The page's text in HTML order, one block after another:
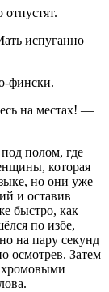
испуганно
фински.
на местах! —
полом, где
которая
но они уже
и оставив
быстро, как
по избе,
на пару секунд
осмотрев. Затем
хромовыми